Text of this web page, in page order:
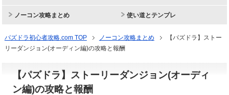
ノーコン攻略まとめ 使い道とテンプレ
パズドラ初心者攻略.com TOP ノーコン攻略まとめ
【パズドラ】ストー
リーダンジョン(オーディン編)の攻略と報酬
【パズドラ】ストーリーダンジョン(オーディ
ン編)の攻略と報酬